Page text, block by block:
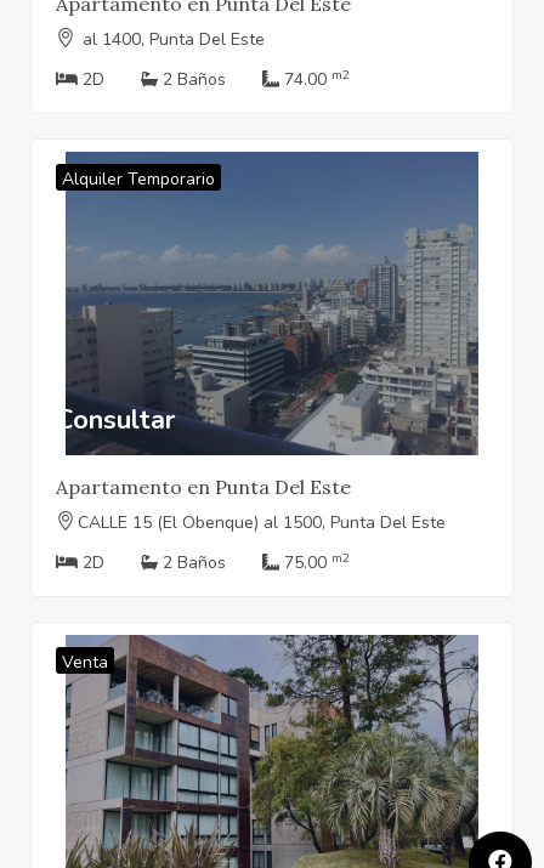
al 1400, Punta Del Este
2D
2 Baños 74.00 m2
Alquiler Temporario
Consultar
Apartamento en Punta Del Este
CALLE 15 (El Obenque) al 1500, Punta Del Este
2D
2 Baños 75.00 m2
Venta